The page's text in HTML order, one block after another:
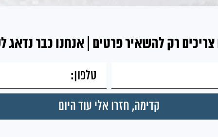
רק להשאיר פרטים | אנחנו כבר נדאג